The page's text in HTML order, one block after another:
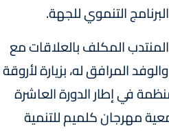
التنموي للجهة.
المكلف بالعلاقات مع
المرافق له، بزيارة لأروقة
في إطار الدورة العاشرة
مهرجان كلميم للتنمية